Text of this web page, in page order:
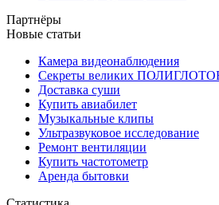
Партнёры
Новые статьи
Камера видеонаблюдения
Секреты великих
Доставка суши
Купить авиабилет
Музыкальные клипы
Ультразвуковое исследование
Ремонт вентиляции
Купить частотометр
Аренда бытовки